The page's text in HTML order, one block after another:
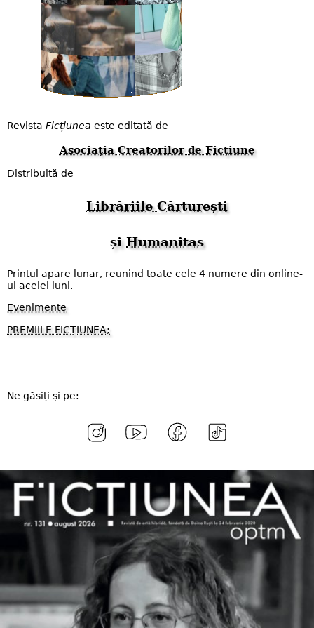
Revista Ficțiunea este editată de
Asociația Creatorilor de Ficțiune
Distribuită de
Librăriile Cărturești
șiHumanitas
Printul apare lunar, reunind toate cele 4 numere din online-
ul acelei luni.
Evenimente
PREMIILE FICȚIUNEA;
Ne găsiți și pe: